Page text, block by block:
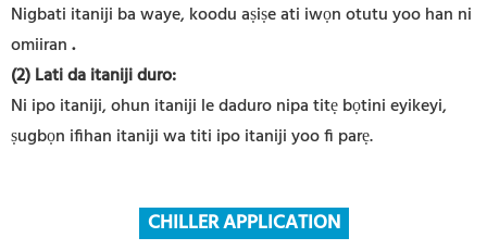
Nigbati itaniji ba waye, koodu aṣiṣe ati iwọn otutu yoo han ni
omiiran.
(2) Lati da itaniji duro:
Ni ipo itaniji, ohun itaniji le daduro nipa titẹ bọtini eyikeyi,
ṣugbọn ifihan itaniji wa titi ipo itaniji yoo fi parẹ.
CHILLER APPLICATION